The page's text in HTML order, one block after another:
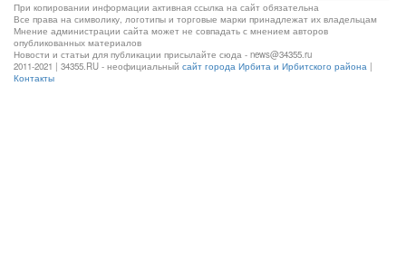
При копировании информации активная ссылка на сайт обязательна
Все права на символику, логотипы и торговые марки принадлежат их владельцам
Мнение администрации сайта может не совпадать с мнением авторов
опубликованных материалов
Новости и статьи для публикации присылайте сюда - news@34355.ru
2011-2021 | 34355.RU - неофициальный сайт города Ирбита и Ирбитского района |
Контакты